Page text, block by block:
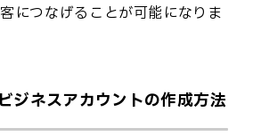
につなげることが可能になりま
ジネスアカウントの作成方法